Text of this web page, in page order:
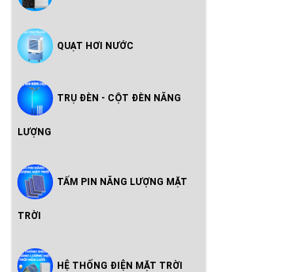
QUẠT HƠI NƯỚC
TRỤ ĐÈN - CỘT ĐÈN NĂNG
LƯỢNG
TẤM PIN NĂNG LƯỢNG MẶT
TRỜI
HỆ THỐNG ĐIỆN MẶT TRỜI